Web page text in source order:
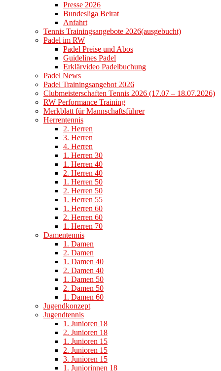
Presse 2026
Bundesliga Beirat
Anfahrt
Tennis Trainingsangebote 2026(ausgebucht)
Padel im RW
Padel Preise und Abos
Guidelines Padel
Erklärvideo Padelbuchung
Padel News
Padel Trainingsangebot 2026
Clubmeisterschaften Tennis 2026 (17.07 – 18.07.2026)
RW Performance Training
Merkblatt für Mannschaftsführer
Herrentennis
2. Herren
3. Herren
4. Herren
1. Herren 30
1. Herren 40
2. Herren 40
1. Herren 50
2. Herren 50
1. Herren 55
1. Herren 60
2. Herren 60
1. Herren 70
Damentennis
1. Damen
2. Damen
1. Damen 40
2. Damen 40
1. Damen 50
2. Damen 50
1. Damen 60
Jugendkonzept
Jugendtennis
1. Junioren 18
2. Junioren 18
1. Junioren 15
2. Junioren 15
3. Junioren 15
1. Juniorinnen 18